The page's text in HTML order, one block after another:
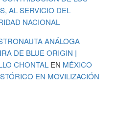
AL SERVICIO DEL
NACIONAL
ANÁLOGA
DE BLUE ORIGIN |
CHONTAL EN MÉXICO
EN MOVILIZACIÓN